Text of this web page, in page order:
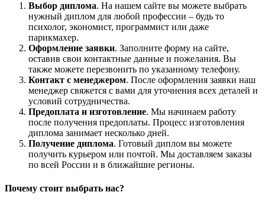
Выбор диплома. На нашем сайте вы можете выбрать
нужный диплом для любой профессии – будь то
психолог, экономист, программист или даже
парикмахер.
Оформление заявки. Заполните форму на сайте,
оставив свои контактные данные и пожелания. Вы
также можете перезвонить по указанному телефону.
Контакт с менеджером. После оформления заявки наш
менеджер свяжется с вами для уточнения всех деталей и
условий сотрудничества.
Предоплата и изготовление. Мы начинаем работу
после получения предоплаты. Процесс изготовления
диплома занимает несколько дней.
Получение диплома. Готовый диплом вы можете
получить курьером или почтой. Мы доставляем заказы
по всей России и в ближайшие регионы.
Почему стоит выбрать нас?